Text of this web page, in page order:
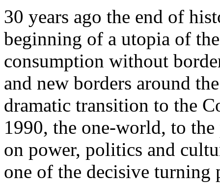
30 years ago the end of
beginning of a utopia of
consumption without
and new borders around
dramatic transition to the
1990, the one-world, to the
on power, politics and
one of the decisive turning